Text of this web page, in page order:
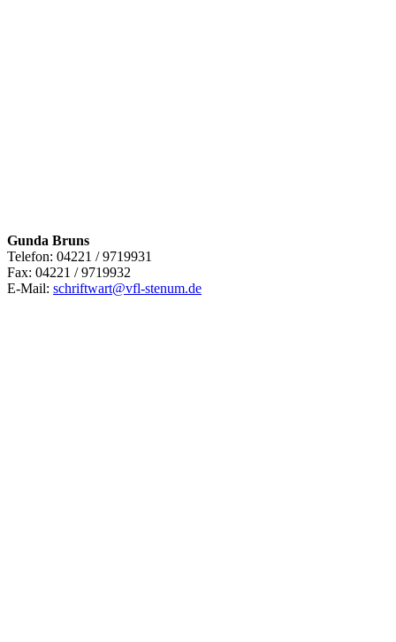
Gunda Bruns
Telefon: 04221 / 9719931
Fax: 04221 / 9719932
E-Mail: schriftwart@vfl-stenum.de